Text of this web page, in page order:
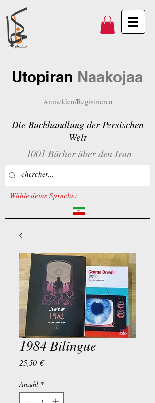
Utopiran Naakojaa
Anmelden/Registrieren
Die Buchhandlung der Persischen
Welt
1001 Bücher über den Iran
Wähle deine Sprache:
1984 Bilingue
25,50 €Preis
Anzahl *